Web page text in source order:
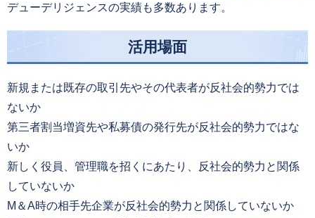
デューデリジェンスの実績も多数あります。
活用場面
新規または既存の取引先やその代表者が反社会的勢力では
ないか
第三者割当増資先や私募債の発行先が反社会的勢力ではな
いか
新しく役員、管理職を招くにあたり、反社会的勢力と関係
していないか
M＆A時の相手先企業が反社会的勢力と関係していないか